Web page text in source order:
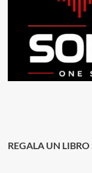
REGALA UN